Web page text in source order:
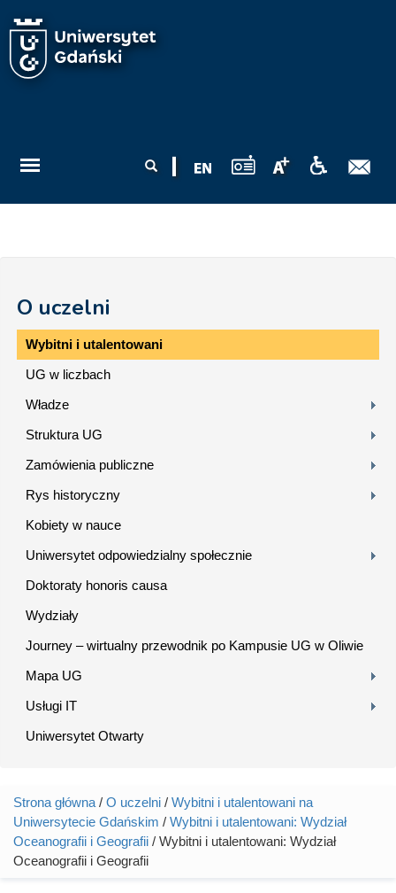
wyszukiwania
O uczelni
Wybitni i utalentowani
UG w liczbach
Władze
Struktura UG
Zamówienia publiczne
Rys historyczny
Kobiety w nauce
Uniwersytet odpowiedzialny społecznie
Doktoraty honoris causa
Wydziały
Journey – wirtualny przewodnik po Kampusie UG w Oliwie
Mapa UG
Usługi IT
Uniwersytet Otwarty
Jesteś tutaj
Strona główna / O uczelni / Wybitni i utalentowani na
Uniwersytecie Gdańskim / Wybitni i utalentowani: Wydział
Oceanografii i Geografii / Wybitni i utalentowani: Wydział
Oceanografii i Geografii